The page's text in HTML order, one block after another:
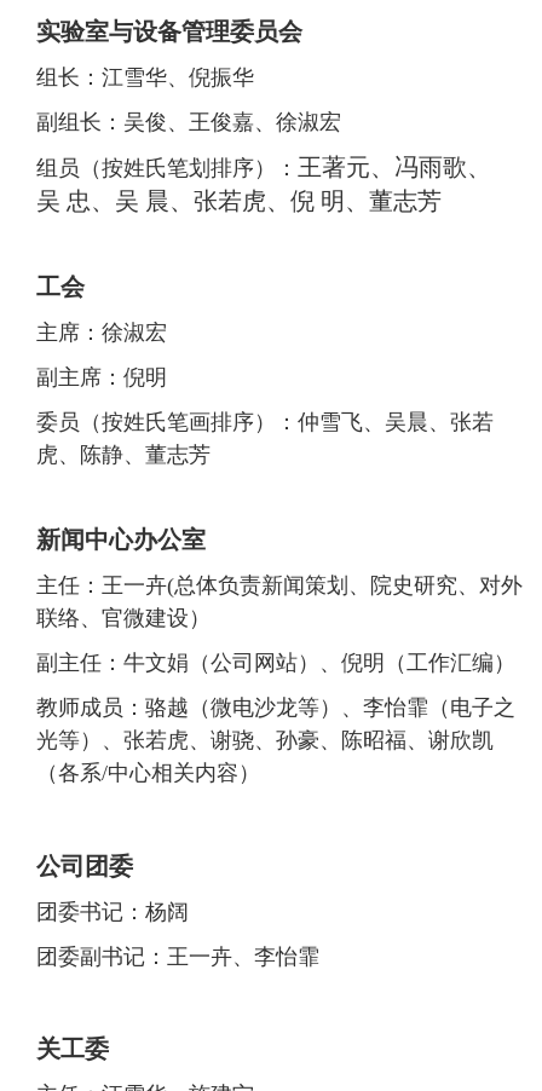
实验室与设备管理委员会
组长：江雪华、倪振华
副组长：吴俊、王俊嘉、徐淑宏
组员（按姓氏笔划排序）： 王著元、 冯雨歌、
吴 忠、 吴 晨、张若虎、倪 明 、董志芳
工会
主席：徐淑宏
副主席：倪明
委员（按姓氏笔画排序）：仲雪飞、吴晨、张若
虎、陈静、董志芳
新闻中心办公室
主任：王一卉(总体负责新闻策划、院史研究、对外
联络、官微建设）
副主任：牛文娟（公司网站）、倪明（工作汇编）
教师成员：骆越（微电沙龙等）、李怡霏（电子之
光等）、张若虎、谢骁、孙豪、陈昭福、谢欣凯
（各系/中心相关内容）
公司团委
团委书记：杨阔
团委副书记：王一卉、李怡霏
关工委